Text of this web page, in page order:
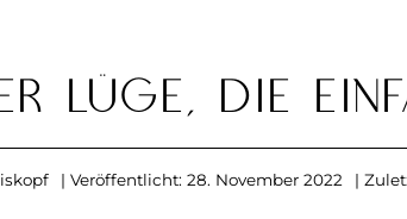
Lüge, die
| Veröffentlicht: 28. November 2022 |